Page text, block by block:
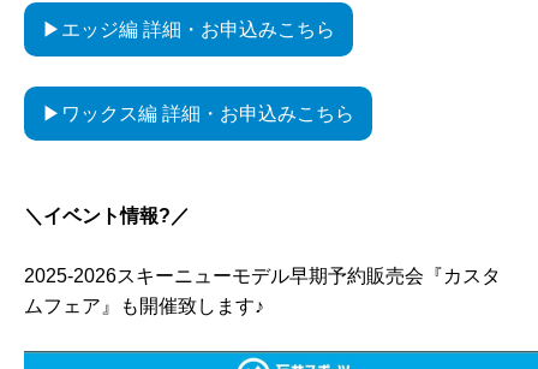
▶エッジ編 詳細・お申込みこちら
▶ワックス編 詳細・お申込みこちら
＼イベント情報?／
2025-2026スキーニューモデル早期予約販売会『カスタ
ムフェア』も開催致します♪